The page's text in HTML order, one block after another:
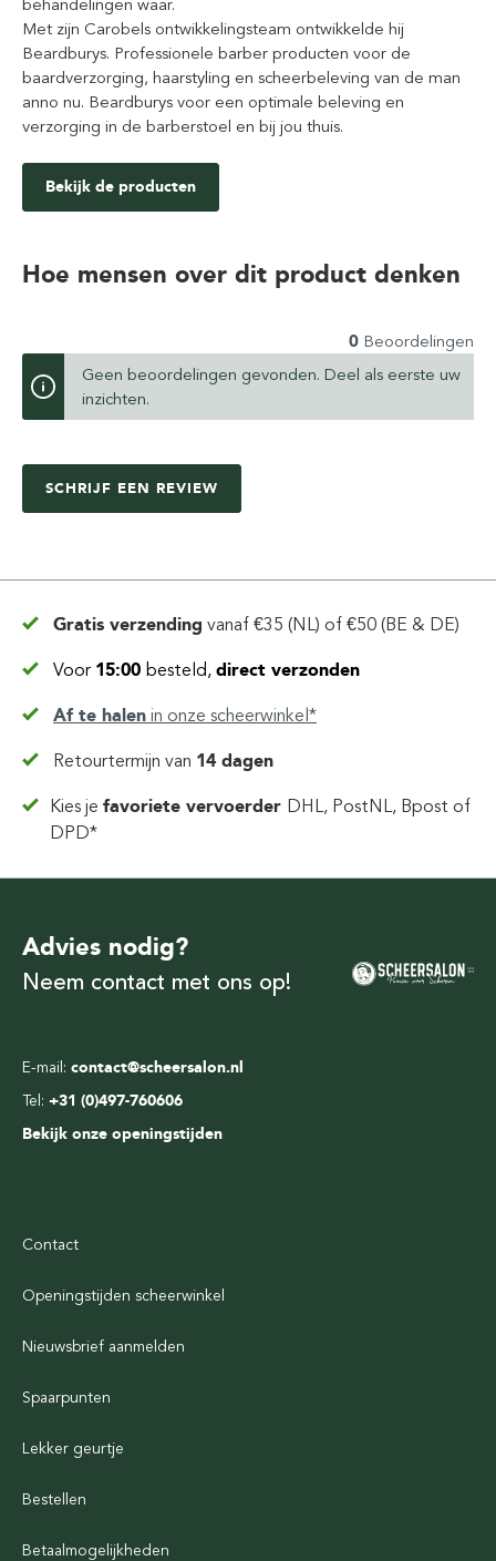
Met zijn Carobels ontwikkelingsteam ontwikkelde hij
Beardburys. Professionele barber producten voor de
baardverzorging, haarstyling en scheerbeleving van de man
anno nu. Beardburys voor een optimale beleving en
verzorging in de barberstoel en bij jou thuis.
Bekijk de producten
Hoe mensen over dit product denken
0 Beoordelingen
Geen beoordelingen gevonden. Deel als eerste uw
inzichten.
SCHRIJF EEN REVIEW
Gratis verzending vanaf €35 (NL) of €50 (BE & DE)
Voor 15:00 besteld, direct verzonden
Af te halen in onze scheerwinkel*
Retourtermijn van 14 dagen
Kies jefavoriete vervoerder DHL, PostNL, Bpost of
DPD*
E-mail: contact@scheersalon.nl
Tel: +31 (0)497-760606
Bekijk onze openingstijden
Advies nodig?
Neem contact met ons op!
Contact
Openingstijden scheerwinkel
Nieuwsbrief aanmelden
Spaarpunten
Lekker geurtje
Bestellen
Betaalmogelijkheden